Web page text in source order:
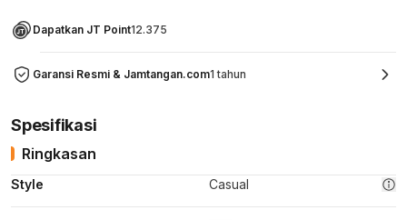
Dapatkan JT Point12.375
Garansi Resmi & Jamtangan.com1 tahun
Spesifikasi
Ringkasan
Style Casual